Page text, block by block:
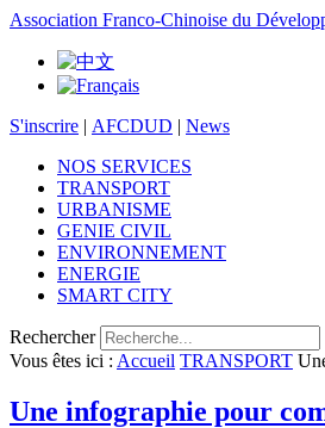
Association Franco-Chinoise du
S'inscrire | AFCDUD | News
NOS SERVICES
TRANSPORT
URBANISME
GENIE CIVIL
ENVIRONNEMENT
ENERGIE
SMART CITY
Rechercher
Vous êtes ici : Accueil TRANSPORT
Une infographie pour